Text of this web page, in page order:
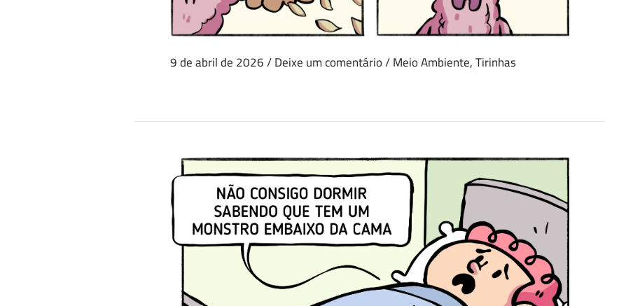
9 de abril de 2026/Deixe um comentário/Meio Ambiente,Tirinhas